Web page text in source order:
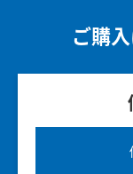
ご購